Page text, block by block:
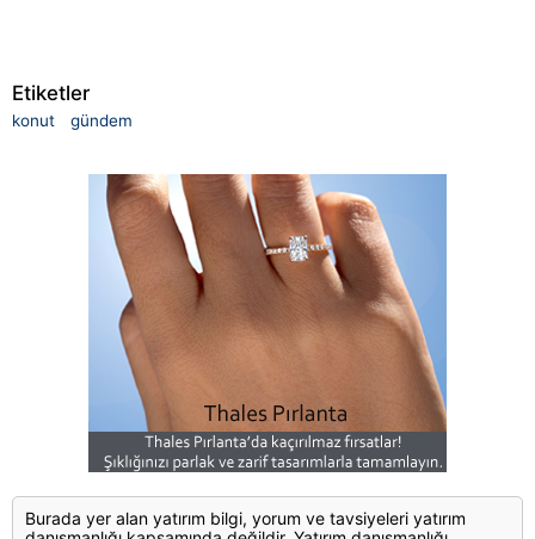
Etiketler
konut gündem
Burada yer alan yatırım bilgi, yorum ve tavsiyeleri yatırım